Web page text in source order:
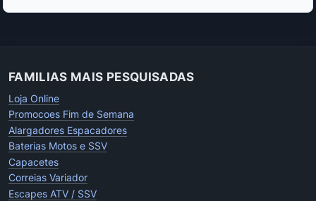
FAMILIAS MAIS PESQUISADAS
Loja Online
Promocoes Fim de Semana
Alargadores Espacadores
Baterias Motos e SSV
Capacetes
Correias Variador
Escapes ATV / SSV